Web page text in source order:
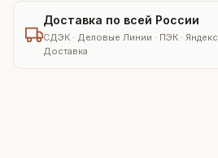
Доставка по всей России
СДЭК · Деловые Линии · ПЭК · Яндекс
Доставка